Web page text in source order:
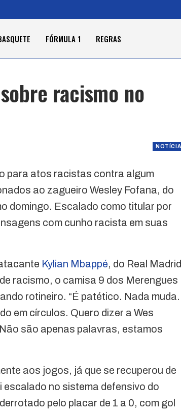
FÓRMULA 1 REGRAS
racismo no
para atos racistas contra algum
ao zagueiro Wesley Fofana, do
domingo. Escalado como titular por
com cunho racista em suas
Kylian Mbappé, do Real
racismo, o camisa 9 dos Merengues
rotineiro. “É patético. Nada muda.
em círculos. Quero dizer a Wes
são apenas palavras, estamos
aos jogos, já que se recuperou de
escalado no sistema defensivo do
pelo placar de 1 a 0, com gol